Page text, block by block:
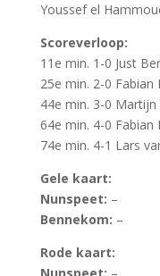
Youssef el
Scoreverloop:
11e min. 1-0 Just
25e min. 2-0 Fabian
44e min. 3-0 Martijn
64e min. 4-0 Fabian
74e min. 4-1 Lars
Gele kaart:
Nunspeet: –
Bennekom: –
Rode kaart: